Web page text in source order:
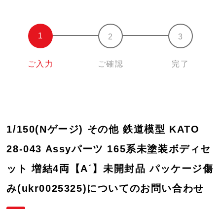
ご入力 ご確認 完了
1/150(Nゲージ) その他 鉄道模型 KATO
28-043 Assyパーツ 165系未塗装ボディセ
ット 増結4両【A´】未開封品 パッケージ傷
み(ukr0025325)についてのお問い合わせ